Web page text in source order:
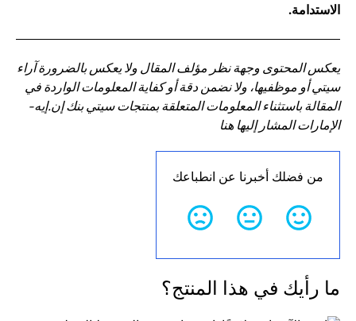
الاستدامة.
يعكس المحتوى وجهة نظر مؤلف المقال ولا يعكس بالضرورة آراء
سيتي أو موظفيها، ولا نضمن دقة أو كفاية المعلومات الواردة في
المقالة باستثناء المعلومات المتعلقة بمنتجات سيتي بنك إن.إيه-
الإمارات المشار إليها هنا
من فضلك أخبرنا عن انطباعك
ما رأيك في هذا المنتج؟